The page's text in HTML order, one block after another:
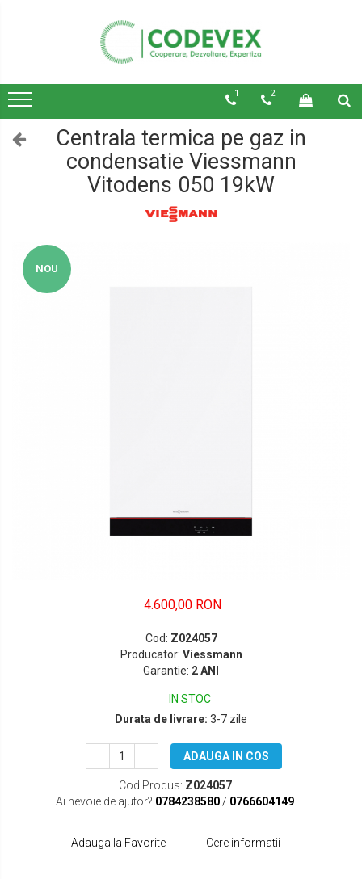
1 2
Centrala termica pe gaz in
condensatie Viessmann
Vitodens 050 19kW
NOU
4.600,00 RON
Cod: Z024057
Producator: Viessmann
Garantie: 2 ANI
IN STOC
Durata de livrare: 3-7 zile
ADAUGA IN COS
Cod Produs: Z024057
Ai nevoie de ajutor? 0784238580 / 0766604149
Adauga la Favorite Cere informatii